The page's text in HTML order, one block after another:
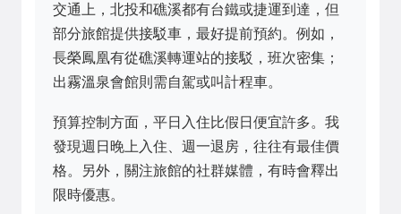
交通上，北投和礁溪都有台鐵或捷運到達，但
部分旅館提供接駁車，最好提前預約。例如，
長榮鳳凰有從礁溪轉運站的接駁，班次密集；
出霧溫泉會館則需自駕或叫計程車。
預算控制方面，平日入住比假日便宜許多。我
發現週日晚上入住、週一退房，往往有最佳價
格。另外，關注旅館的社群媒體，有時會釋出
限時優惠。